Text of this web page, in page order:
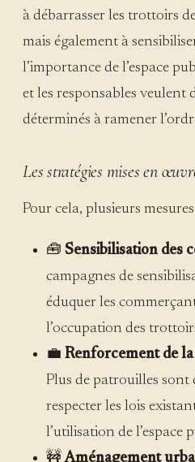
à débarrasser les trottoirs
mais également à
l’importance de l’espace
et les responsables veulent
déterminés à ramener
Les stratégies mises en
Pour cela, plusieurs
🧰 Sensibilisation des
campagnes de
éduquer les
l’occupation des
💼 Renforcement de
Plus de patrouilles sont
respecter les lois
l’utilisation de l’espace
🚧Aménagement